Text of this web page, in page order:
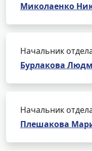
Миколаенко
Начальник
Бурлакова
Начальник
Плешакова